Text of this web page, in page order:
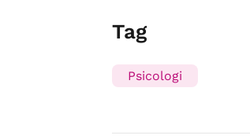
Tag
Psicologi